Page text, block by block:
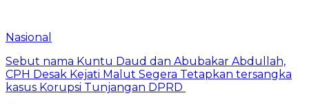
Nasional
Sebut nama Kuntu Daud dan Abubakar Abdullah,
CPH Desak Kejati Malut Segera Tetapkan tersangka
kasus Korupsi Tunjangan DPRD